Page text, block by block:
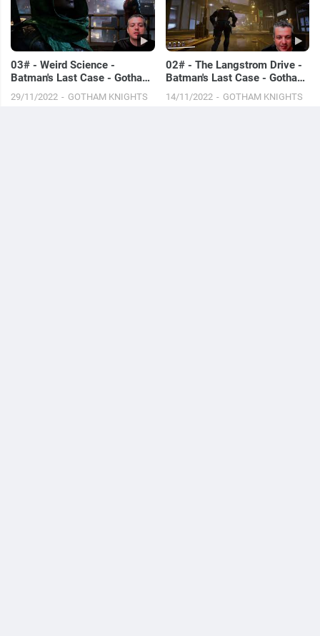
03# - Weird Science -
Batman's Last Case - Gotham
Knights
29/11/2022 GOTHAM KNIGHTS
02# - The Langstrom Drive -
Batman's Last Case - Gotham
Knights
14/11/2022 GOTHAM KNIGHTS